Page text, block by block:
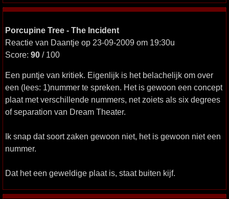
Porcupine Tree - The Incident
Reactie van Daantje op 23-09-2009 om 19:30u
Score: 90 / 100
Een puntje van kritiek. Eigenlijk is het belachelijk om over
een (lees: 1)nummer te spreken. Het is gewoon een concept
plaat met verschillende nummers, net zoiets als six degrees
of separation van Dream Theater.
Ik snap dat soort zaken gewoon niet, het is gewoon niet een
nummer.
Dat het een geweldige plaat is, staat buiten kijf.